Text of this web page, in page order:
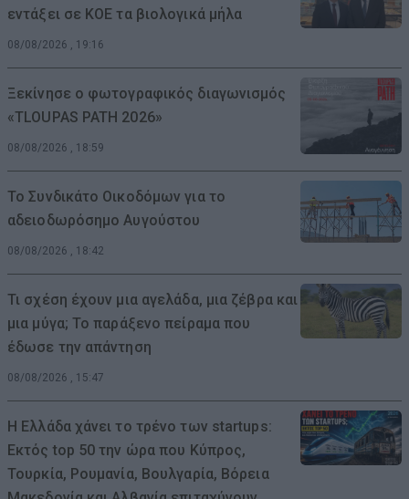
εντάξει σε ΚΟΕ τα βιολογικά μήλα
08/08/2026 , 19:16
Ξεκίνησε ο φωτογραφικός διαγωνισμός
«TLOUPAS PATH 2026»
08/08/2026 , 18:59
Το Συνδικάτο Οικοδόμων για το
αδειοδωρόσημο Αυγούστου
08/08/2026 , 18:42
Τι σχέση έχουν μια αγελάδα, μια ζέβρα και
μια μύγα; Το παράξενο πείραμα που
έδωσε την απάντηση
08/08/2026 , 15:47
Η Ελλάδα χάνει το τρένο των startups:
Εκτός top 50 την ώρα που Κύπρος,
Τουρκία, Ρουμανία, Βουλγαρία, Βόρεια